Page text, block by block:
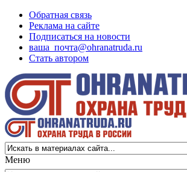
Обратная связь
Реклама на сайте
Подписаться на новости
ваша_почта@ohranatruda.ru
Стать автором
Меню